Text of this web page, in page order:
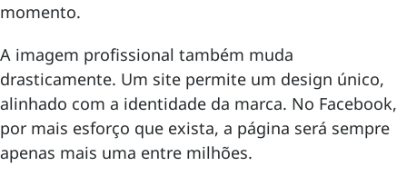
momento.
A imagem profissional também muda
drasticamente. Um site permite um design único,
alinhado com a identidade da marca. No Facebook,
por mais esforço que exista, a página será sempre
apenas mais uma entre milhões.